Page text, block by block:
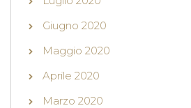
Giugno 2020
Maggio 2020
Aprile 2020
Marzo 2020